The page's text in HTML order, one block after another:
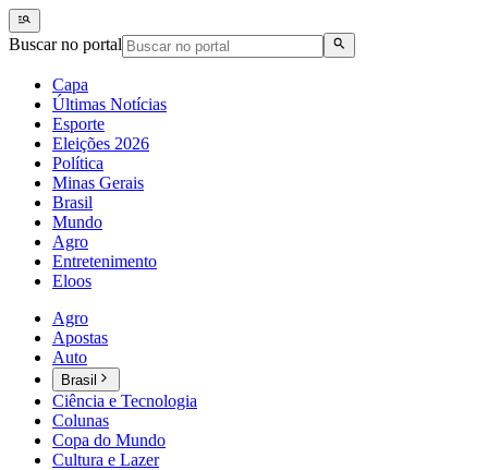
Buscar no portal
Capa
Últimas Notícias
Esporte
Eleições 2026
Política
Minas Gerais
Brasil
Mundo
Agro
Entretenimento
Eloos
Agro
Apostas
Auto
Brasil
Ciência e Tecnologia
Colunas
Copa do Mundo
Cultura e Lazer